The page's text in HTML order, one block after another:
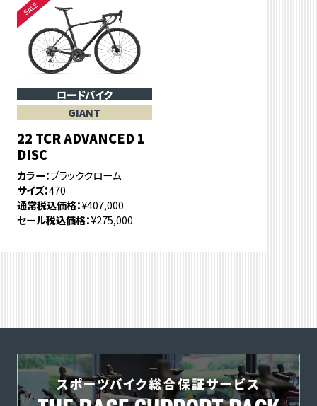
ロードバイク
GIANT
22 TCR ADVANCED 1
DISC
カラー ブラッククローム
サイズ 470
通常税込価格 ¥407,000
セール税込価格 ¥275,000